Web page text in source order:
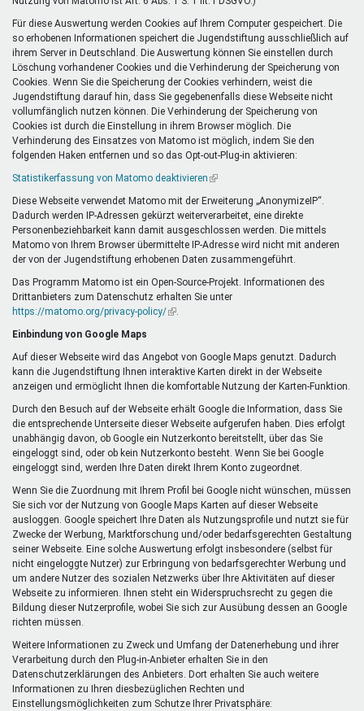
Für diese Auswertung werden Cookies auf Ihrem Computer gespeichert. Die
so erhobenen Informationen speichert die Jugendstiftung ausschließlich auf
ihrem Server in Deutschland. Die Auswertung können Sie einstellen durch
Löschung vorhandener Cookies und die Verhinderung der Speicherung von
Cookies. Wenn Sie die Speicherung der Cookies verhindern, weist die
Jugendstiftung darauf hin, dass Sie gegebenenfalls diese Webseite nicht
vollumfänglich nutzen können. Die Verhinderung der Speicherung von
Cookies ist durch die Einstellung in ihrem Browser möglich. Die
Verhinderung des Einsatzes von Matomo ist möglich, indem Sie den
folgenden Haken entfernen und so das Opt-out-Plug-in aktivieren:
Statistikerfassung von Matomo deaktivieren (Link
extern)
Diese Webseite verwendet Matomo mit der Erweiterung „AnonymizeIP“.
Dadurch werden IP-Adressen gekürzt weiterverarbeitet, eine direkte
Personenbeziehbarkeit kann damit ausgeschlossen werden. Die mittels
Matomo von Ihrem Browser übermittelte IP-Adresse wird nicht mit anderen
der von der Jugendstiftung erhobenen Daten zusammengeführt.
Das Programm Matomo ist ein Open-Source-Projekt. Informationen des
Drittanbieters zum Datenschutz erhalten Sie unter
https://matomo.org/privacy-policy/(Link
Einbindung von Google Maps
Auf dieser Webseite wird das Angebot von Google Maps genutzt. Dadurch
kann die Jugendstiftung Ihnen interaktive Karten direkt in der Webseite
anzeigen und ermöglicht Ihnen die komfortable Nutzung der Karten-Funktion.
Durch den Besuch auf der Webseite erhält Google die Information, dass Sie
die entsprechende Unterseite dieser Webseite aufgerufen haben. Dies erfolgt
unabhängig davon, ob Google ein Nutzerkonto bereitstellt, über das Sie
eingeloggt sind, oder ob kein Nutzerkonto besteht. Wenn Sie bei Google
eingeloggt sind, werden Ihre Daten direkt Ihrem Konto zugeordnet.
Wenn Sie die Zuordnung mit Ihrem Profil bei Google nicht wünschen, müssen
Sie sich vor der Nutzung von Google Maps Karten auf dieser Webseite
ausloggen. Google speichert Ihre Daten als Nutzungsprofile und nutzt sie für
Zwecke der Werbung, Marktforschung und/oder bedarfsgerechten Gestaltung
seiner Webseite. Eine solche Auswertung erfolgt insbesondere (selbst für
nicht eingeloggte Nutzer) zur Erbringung von bedarfsgerechter Werbung und
um andere Nutzer des sozialen Netzwerks über Ihre Aktivitäten auf dieser
Webseite zu informieren. Ihnen steht ein Widerspruchsrecht zu gegen die
Bildung dieser Nutzerprofile, wobei Sie sich zur Ausübung dessen an Google
richten müssen.
Weitere Informationen zu Zweck und Umfang der Datenerhebung und ihrer
Verarbeitung durch den Plug-in-Anbieter erhalten Sie in den
Datenschutzerklärungen des Anbieters. Dort erhalten Sie auch weitere
Informationen zu Ihren diesbezüglichen Rechten und
Einstellungsmöglichkeiten zum Schutze Ihrer Privatsphäre: